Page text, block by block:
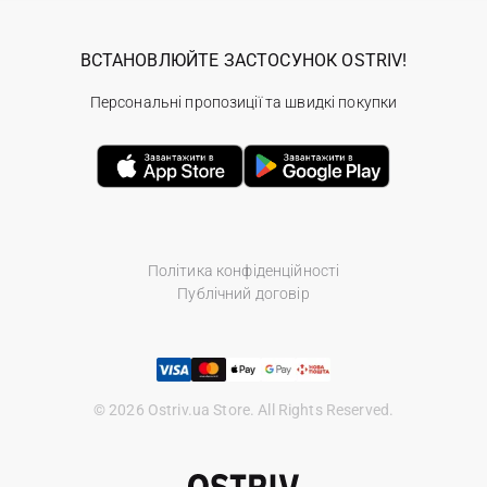
Політика конфіденційності
Публічний договір
© 2026 Ostriv.ua Store. All Rights Reserved.
ВСТАНОВЛЮЙТЕ ЗАСТОСУНОК OSTRIV!
Персональні пропозиції та швидкі покупки